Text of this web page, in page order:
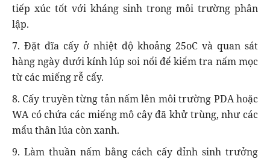
tiếp xúc tốt với kháng sinh trong môi trường phân
lập.
7. Đặt đĩa cấy ở nhiệt độ khoảng 25oC và quan sát
hàng ngày dưới kính lúp soi nổi để kiểm tra nấm mọc
từ các miếng rễ cấy.
8. Cấy truyền từng tản nấm lên môi trường PDA hoặc
WA có chứa các miếng mô cây đã khử trùng, như các
mẩu thân lúa còn xanh.
9. Làm thuần nấm bằng cách cấy đỉnh sinh trưởng